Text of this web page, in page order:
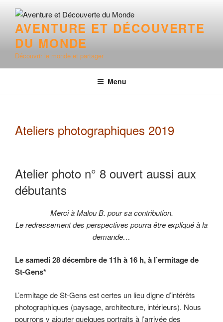
contenu
principal
AVENTURE ET DÉCOUVERTE
DU MONDE
Découvrir le monde et partager
Menu
Ateliers photographiques 2019
Atelier photo n° 8 ouvert aussi aux
débutants
Merci à Malou B. pour sa contribution.
Le redressement des perspectives pourra être expliqué à la
demande…
Le samedi 28 décembre de 11h à 16 h, à l’ermitage de
St-Gens*
L’ermitage de St-Gens est certes un lieu digne d’intérêts
photographiques (paysage, architecture, intérieurs). Nous
pourrons y ajouter quelques portraits à l’arrivée des